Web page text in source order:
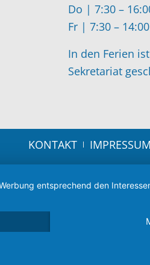
Do | 7:30 –
Fr | 7:30 – 14:00
In den Ferien
Sekretariat
KONTAKT IMPRESSUM
entsprechend den